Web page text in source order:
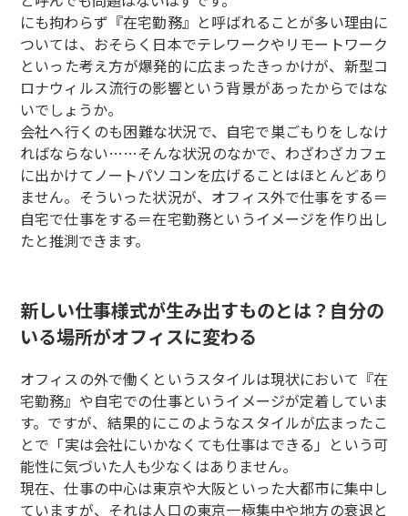
にも拘わらず『在宅勤務』と呼ばれることが多い理由に
ついては、おそらく日本でテレワークやリモートワーク
といった考え方が爆発的に広まったきっかけが、新型コ
ロナウィルス流行の影響という背景があったからではな
いでしょうか。
会社へ行くのも困難な状況で、自宅で巣ごもりをしなけ
ればならない……そんな状況のなかで、わざわざカフェ
に出かけてノートパソコンを広げることはほとんどあり
ません。そういった状況が、オフィス外で仕事をする＝
自宅で仕事をする＝在宅勤務というイメージを作り出し
たと推測できます。
新しい仕事様式が生み出すものとは？自分の
いる場所がオフィスに変わる
オフィスの外で働くというスタイルは現状において『在
宅勤務』や自宅での仕事というイメージが定着していま
す。ですが、結果的にこのようなスタイルが広まったこ
とで「実は会社にいかなくても仕事はできる」という可
能性に気づいた人も少なくはありません。
現在、仕事の中心は東京や大阪といった大都市に集中し
ていますが、それは人口の東京一極集中や地方の衰退と